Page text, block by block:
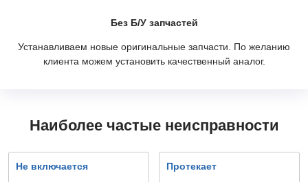
Без Б/У запчастей
Устанавливаем новые оригинальные запчасти. По желанию
клиента можем установить качественный аналог.
Наиболее частые неисправности
Не включается Протекает